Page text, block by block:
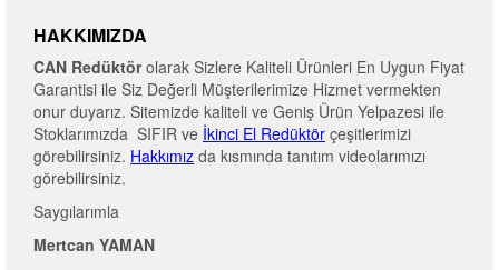
HAKKIMIZDA
CAN Redüktörolarak Sizlere Kaliteli Ürünleri En Uygun Fiyat
Garantisi ile Siz Değerli Müşterilerimize Hizmet vermekten
onur duyarız. Sitemizde kaliteli ve Geniş Ürün Yelpazesi ile
Stoklarımızda SIFIR ve İkinci El Redüktör çeşitlerimizi
görebilirsiniz. Hakkımız da kısmında tanıtım videolarımızı
görebilirsiniz.
Saygılarımla
Mertcan YAMAN